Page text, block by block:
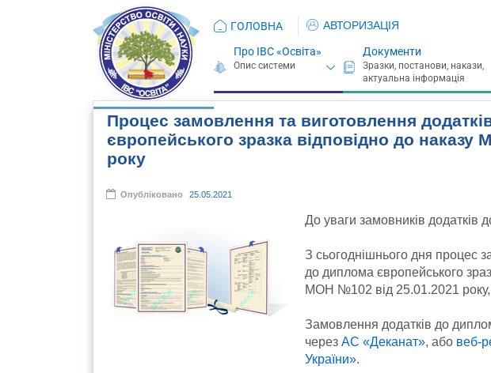
ГОЛОВНА АВТОРИЗАЦІЯ
Про ІВС «Освіта» Документи
Процес замовлення та виготовлення
європейського зразка відповідно до
року
Опубліковано 25.05.2021
До уваги замовників додатків
З сьогоднішнього дня процес
до диплома європейського
МОН №102 від 25.01.2021 року,
Замовлення додатків до
через АС «Деканат», або веб-
України».